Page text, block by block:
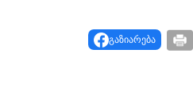
გაზიარება